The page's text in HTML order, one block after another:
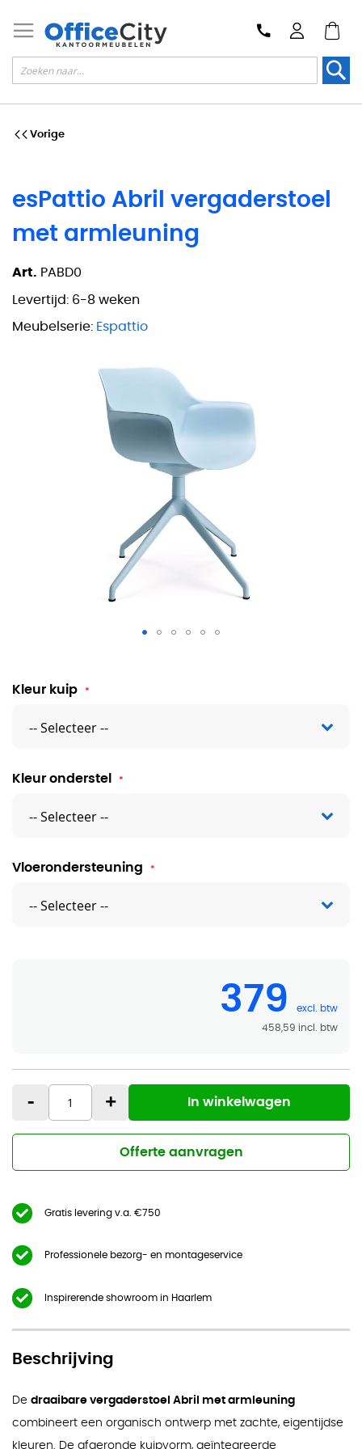
esPattio Abril vergaderstoel
met armleuning
Art. PABD0
Levertijd: 6-8 weken
Meubelserie: Espattio
esPattio Abril vergaderstoel met armleuning
Kleur kuip
Kleur onderstel
Vloerondersteuning
379
458,59
- + In winkelwagen
Offerte aanvragen
Gratis levering v.a. €750
Professionele bezorg- en montageservice
Inspirerende showroom in Haarlem
Vorige
Beschrijving
De draaibare vergaderstoel Abril met armleuning
combineert een organisch ontwerp met zachte, eigentijdse
kleuren. De afgeronde kuipvorm, geïntegreerde